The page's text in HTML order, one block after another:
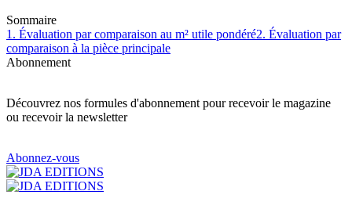
Sommaire
1. Évaluation par comparaison au m² utile pondéré2. Évaluation par
comparaison à la pièce principale
Abonnement
Découvrez nos formules d'abonnement pour recevoir le magazine
ou recevoir la newsletter
Abonnez-vous